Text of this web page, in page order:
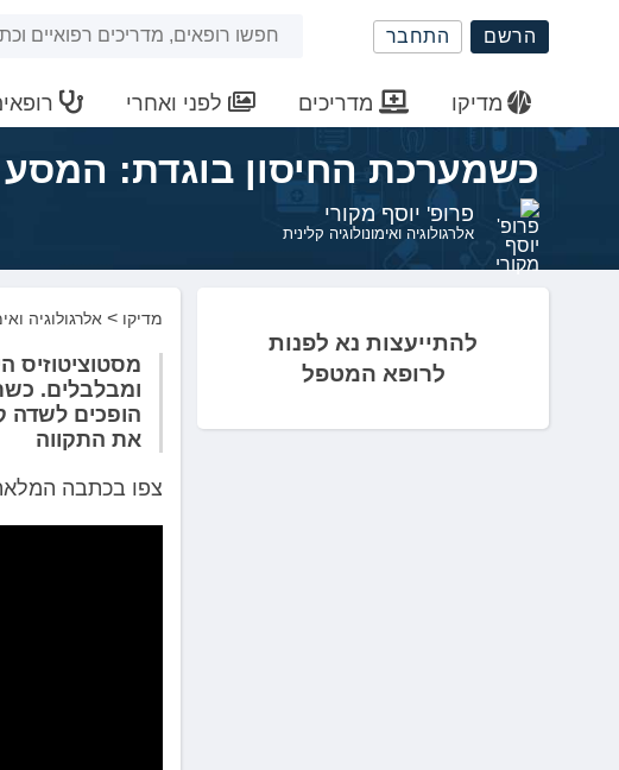
מַעֲרֶכֶת
הָאֲתָר.
הרשם התחבר
חיפוש
מדיקו מדריכים לפני ואחרי
כשמערכת החיסון בוגדת:
פרופ' יוסף מקורי
אלרגולוגיה ואימונולוגיה קלינית
להתייעצות נא לפנות
לרופא המטפל
מדיקו > אלרגולוגיה
מסטוציטוזיס
ומבלבלים.
הופכים לשדה
את התקווה
צפו בכתבה המלאה